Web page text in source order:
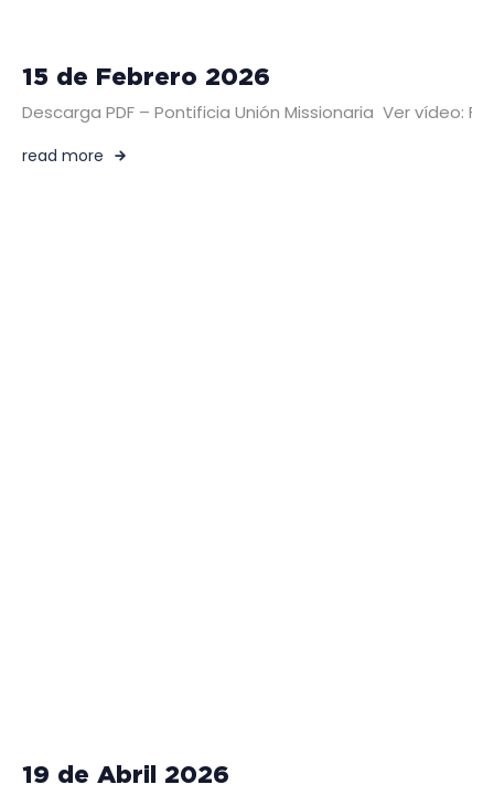
15 de Febrero 2026
Descarga PDF – Pontificia Unión Missionaria Ver vídeo:
read more
19 de Abril 2026